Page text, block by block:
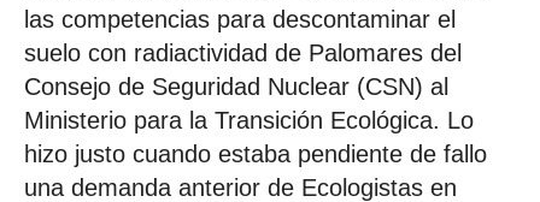
las competencias para descontaminar el
suelo con radiactividad de Palomares del
Consejo de Seguridad Nuclear (CSN) al
Ministerio para la Transición Ecológica. Lo
hizo justo cuando estaba pendiente de fallo
una demanda anterior de Ecologistas en